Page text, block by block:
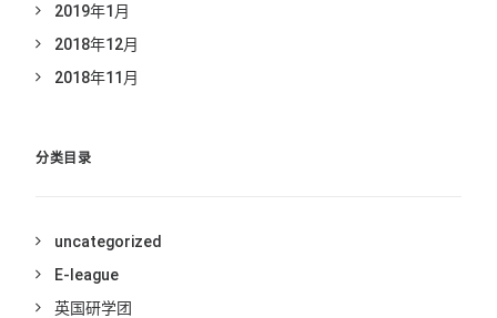
2019年1月
2018年12月
2018年11月
分类目录
uncategorized
E-league
英国研学团